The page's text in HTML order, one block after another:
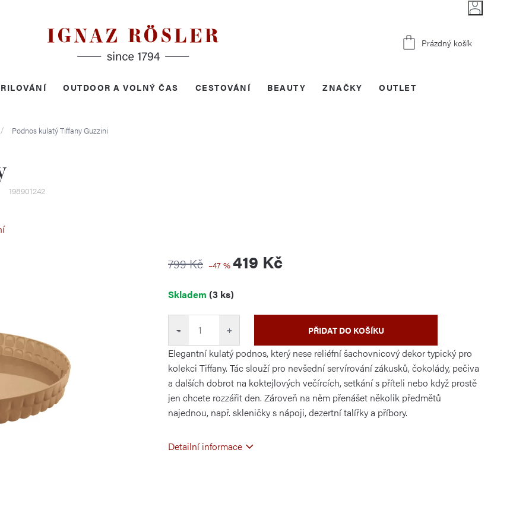
Nákupní
Prázdný košík
OUTDOOR A VOLNÝ ČAS CESTOVÁNÍ BEAUTY OUTLET
ZNAČKY
Podnos kulatý TiffanyGuzzini
198901242
799 Kč –47 % 419 Kč
cena:
Skladem (3 ks)
+
− PŘIDAT DO KOŠÍKU
Elegantní kulatý podnos, který nese reliéfní šachovnicový dekor typický pro
kolekci Tiffany. Tác slouží pro nevšední servírování zákusků, čokolády, pečiva
a dalších dobrot na koktejlových večírcích, setkání s příteli nebo když prostě
jen chcete rozzářit den. Zároveň na něm přenášet několik předmětů
najednou, např. skleničky s nápoji, dezertní talířky a příbory.
Detailní informace